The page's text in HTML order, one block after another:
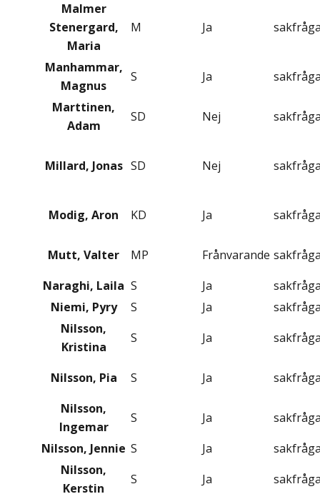
Malmer
Stenergard,
Maria
M Ja
Manhammar,
Magnus
S Ja
Marttinen,
Adam
SD Nej
Millard, Jonas SD Nej
Modig, Aron KD Ja
Mutt, Valter MP Frånvarande
Naraghi, Laila S Ja
Niemi, Pyry
S Ja
Nilsson,
Kristina
S Ja
Nilsson, Pia S Ja
Nilsson,
Ingemar
S Ja
Nilsson, Jennie S Ja
Nilsson,
Kerstin
S Ja